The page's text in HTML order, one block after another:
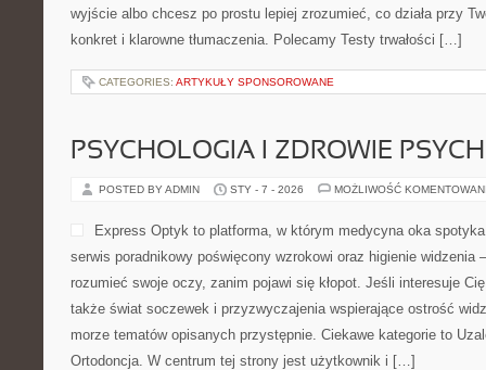
wyjście albo chcesz po prostu lepiej zrozumieć, co działa przy
konkret i klarowne tłumaczenia. Polecamy Testy trwałości […]
CATEGORIES: ARTYKUŁY SPONSOROWANE
PSYCHOLOGIA I ZDROWIE
POSTED BY ADMIN STY - 7 - 2026 MOŻLIWOŚĆ
Express Optyk to platforma, w którym medycyna oka
serwis poradnikowy poświęcony wzrokowi oraz higienie widzenia
rozumieć swoje oczy, zanim pojawi się kłopot. Jeśli interesuje
także świat soczewek i przyzwyczajenia wspierające ostrość
morze tematów opisanych przystępnie. Ciekawe kategorie to
Ortodoncja. W centrum tej strony jest użytkownik i […]